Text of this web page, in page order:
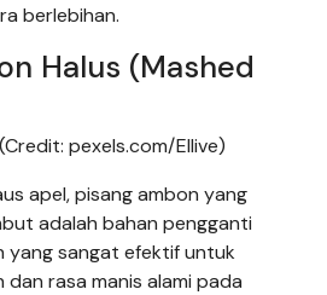
berlebihan.
Halus (Mashed
pexels.com/Ellive)
apel, pisang ambon yang
adalah bahan pengganti
yang sangat efektif untuk
rasa manis alami pada